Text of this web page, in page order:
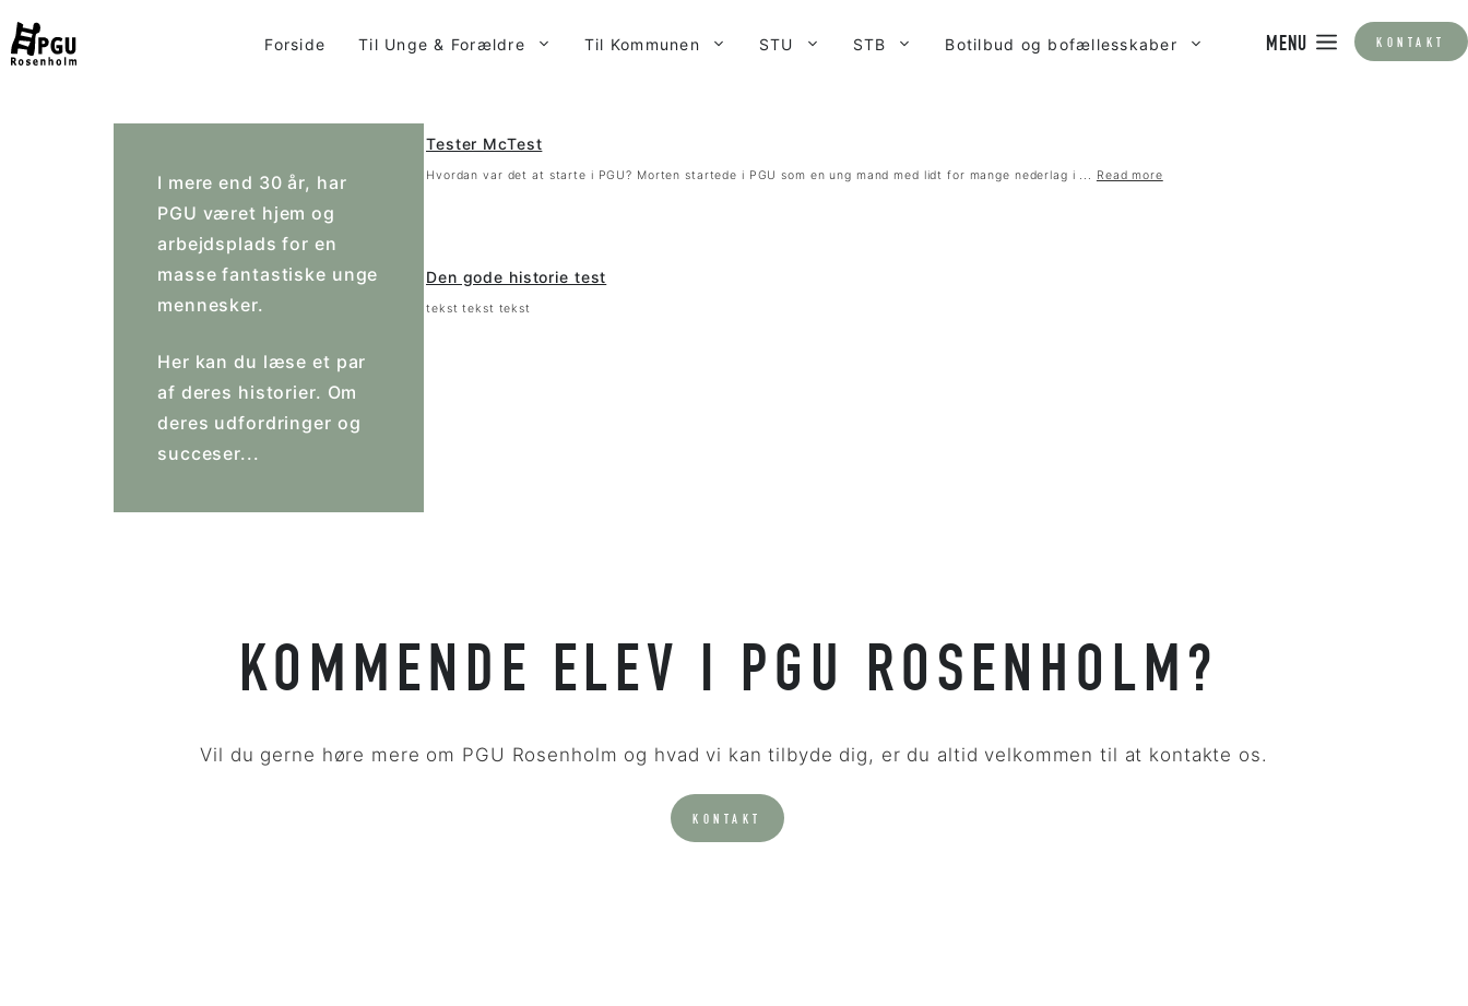
to
content
Forside Til Unge & Forældre Til Kommunen STU STB Botilbud og bofællesskaber MENU KONTAKT
Tester McTest
Hvordan var det at starte i PGU? Morten startede i PGU som en ung mand med lidt for mange nederlag i ... Read more
Den gode historie test
tekst tekst tekst
I mere end 30 år, har
PGU været hjem og
arbejdsplads for en
masse fantastiske unge
mennesker.
Her kan du læse et par
af deres historier. Om
deres udfordringer og
succeser...
KOMMENDE ELEV I PGU ROSENHOLM?
Vil du gerne høre mere om PGU Rosenholm og hvad vi kan tilbyde dig, er du altid velkommen til at kontakte os.
KONTAKT